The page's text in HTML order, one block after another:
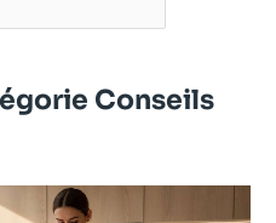
Conseils